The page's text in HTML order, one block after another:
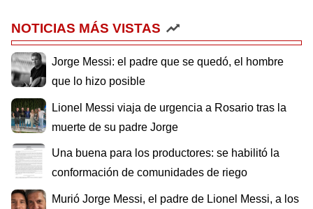
NOTICIAS MÁS VISTAS
Jorge Messi: el padre que se quedó, el hombre
que lo hizo posible
Lionel Messi viaja de urgencia a Rosario tras la
muerte de su padre Jorge
Una buena para los productores: se habilitó la
conformación de comunidades de riego
Murió Jorge Messi, el padre de Lionel Messi, a los